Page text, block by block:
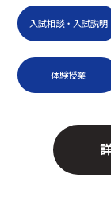
入試相談・入試説明
体験授業